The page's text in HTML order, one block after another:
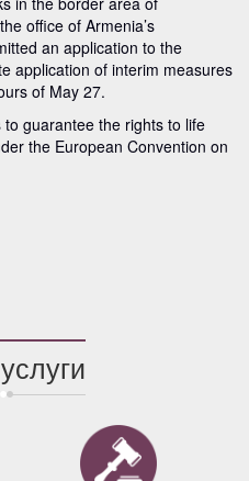
office of Armenia’s
an application to the
application of interim measures
of May 27.
guarantee the rights to life
the European Convention on